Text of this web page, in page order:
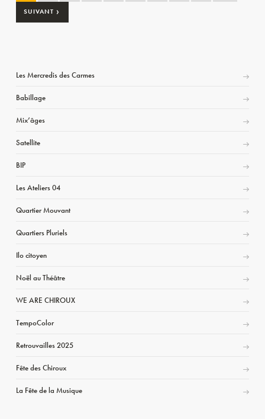
SUIVANT ›
Les Mercredis des Carmes
Babillage
Mix’âges
Satellite
BIP
Les Ateliers 04
Quartier Mouvant
Quartiers Pluriels
Ilo citoyen
Noël au Théâtre
WE ARE CHIROUX
TempoColor
Retrouvailles 2025
Fête des Chiroux
La Fête de la Musique